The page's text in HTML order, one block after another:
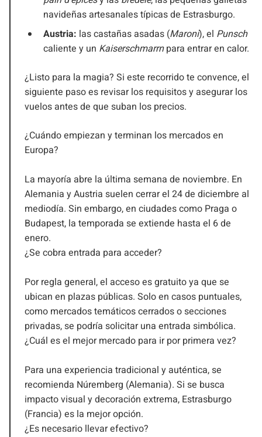
navideñas artesanales típicas de Estrasburgo.
Austria: las castañas asadas (Maroni), el Punsch
caliente y un Kaiserschmarrnpara entrar en calor.
¿Listo para la magia? Si este recorrido te convence, el
siguiente paso es revisar los requisitos y asegurar los
vuelos antes de que suban los precios.
¿Cuándo empiezan y terminan los mercados en
Europa?
La mayoría abre la última semana de noviembre. En
Alemania y Austria suelen cerrar el 24 de diciembre al
mediodía. Sin embargo, en ciudades como Praga o
Budapest, la temporada se extiende hasta el 6 de
enero.
¿Se cobra entrada para acceder?
Por regla general, el acceso es gratuito ya que se
ubican en plazas públicas. Solo en casos puntuales,
como mercados temáticos cerrados o secciones
privadas, se podría solicitar una entrada simbólica.
¿Cuál es el mejor mercado para ir por primera vez?
Para una experiencia tradicional y auténtica, se
recomienda Núremberg (Alemania). Si se busca
impacto visual y decoración extrema, Estrasburgo
(Francia) es la mejor opción.
¿Es necesario llevar efectivo?